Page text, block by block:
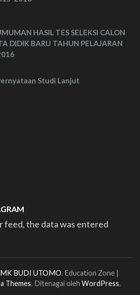
HASIL TES SELEKSI CALON
DIDIK BARU TAHUN PELAJARAN
Studi Lanjut
feed, the data was entered
BUDI UTOMO. Education Zone |
Themes. Ditenagai oleh WordPress.